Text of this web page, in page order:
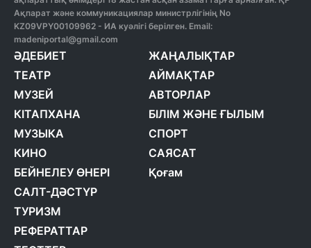
Ақпарат және коммуникациялар министрлігінің No
KZ09VPY00109962 - ИА куәлігі берілген. Email:
madeniportal@gmail.com
ӘДЕБИЕТ
ТЕАТР
МУЗЕЙ
КІТАПХАНА
МУЗЫКА
КИНО
БЕЙНЕЛЕУ ӨНЕРІ
САЛТ-ДӘСТҮР
ТУРИЗМ
РЕФЕРАТТАР
ЖАҢАЛЫҚТАР
АЙМАҚТАР
АВТОРЛАР
БІЛІМ ЖӘНЕ ҒЫЛЫМ
СПОРТ
САЯСАТ
Қоғам